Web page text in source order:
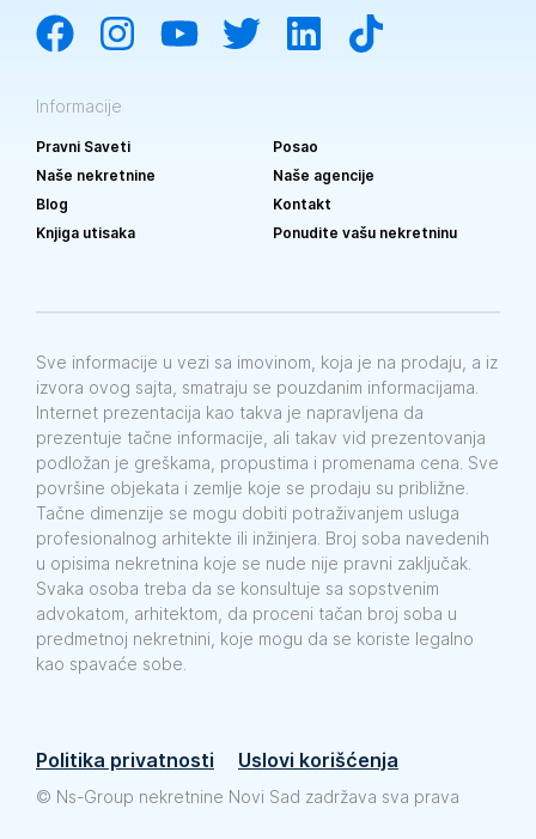
Informacije
Pravni Saveti
Posao
Naše nekretnine
Naše agencije
Blog
Kontakt
Knjiga utisaka
Ponudite vašu nekretninu
Sve informacije u vezi sa imovinom, koja je na prodaju, a iz
izvora ovog sajta, smatraju se pouzdanim informacijama.
Internet prezentacija kao takva je napravljena da
prezentuje tačne informacije, ali takav vid prezentovanja
podložan je greškama, propustima i promenama cena. Sve
površine objekata i zemlje koje se prodaju su približne.
Tačne dimenzije se mogu dobiti potraživanjem usluga
profesionalnog arhitekte ili inžinjera. Broj soba navedenih
u opisima nekretnina koje se nude nije pravni zaključak.
Svaka osoba treba da se konsultuje sa sopstvenim
advokatom, arhitektom, da proceni tačan broj soba u
predmetnoj nekretnini, koje mogu da se koriste legalno
kao spavaće sobe.
Politika privatnosti Uslovi korišćenja
© Ns-Group nekretnine Novi Sad zadržava sva prava